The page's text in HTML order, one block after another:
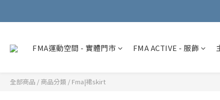
FMA運動空間 - 實體門市 FMA ACTIVE - 服飾
全部商品 / 商品分類 / Fma|裙skirt